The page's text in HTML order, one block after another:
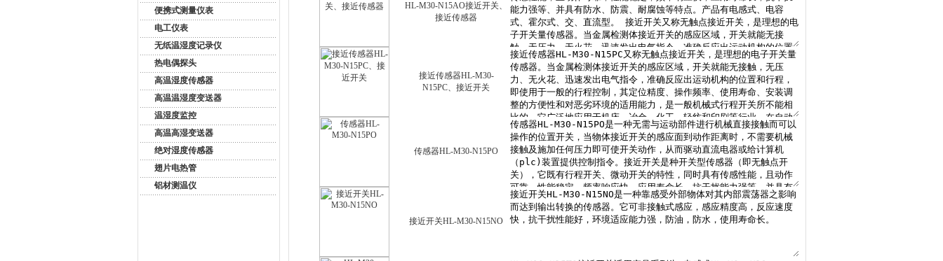
便携式测量仪表
电工仪表
无纸温湿度记录仪
热电偶探头
高温湿度传感器
高温温湿度变送器
温湿度监控
高温高湿变送器
绝对湿度传感器
翅片电热管
铝材测温仪
HL-M30-N15AO接近开关、
接近传感器
接近传感器HL-M30-
N15PC、接近开关
传感器HL-M30-N15PO
接近开关HL-M30-N15NO